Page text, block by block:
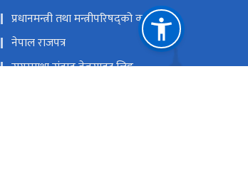
प्रधानमन्त्री तथा मन्त्रीपरिषद्को कार्यालय
नेपाल राजपत्र
सगरमाथा संवाद वेबसाइट लिङ्क